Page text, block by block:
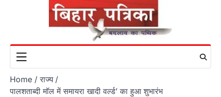
Home
राज्य
पालशताब्दी मॉल में समायरा खादी वर्ल्ड’ का हुआ शुभारंभ